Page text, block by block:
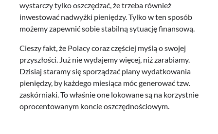
wystarczy tylko oszczędzać, że trzeba również
inwestować nadwyżki pieniędzy. Tylko w ten sposób
możemy zapewnić sobie stabilną sytuację finansową.
Cieszy fakt, że Polacy coraz częściej myślą o swojej
przyszłości. Już nie wydajemy więcej, niż zarabiamy.
Dzisiaj staramy się sporządzać plany wydatkowania
pieniędzy, by każdego miesiąca móc generować tzw.
zaskórniaki. To właśnie one lokowane są na korzystnie
oprocentowanym koncie oszczędnościowym.